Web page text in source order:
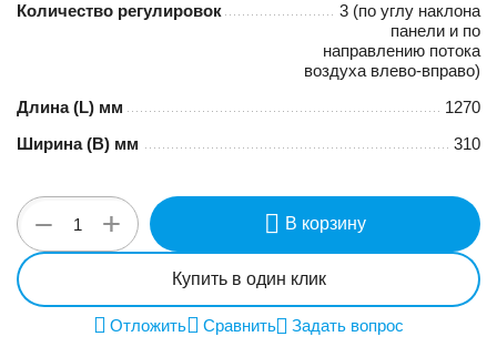
Количество регулировок
3 (по углу наклона
панели и по
направлению потока
воздуха влево-вправо)
Длина (L) мм
1270
Ширина (B) мм
310
+
− В корзину
Купить в один клик
Отложить Сравнить Задать вопрос